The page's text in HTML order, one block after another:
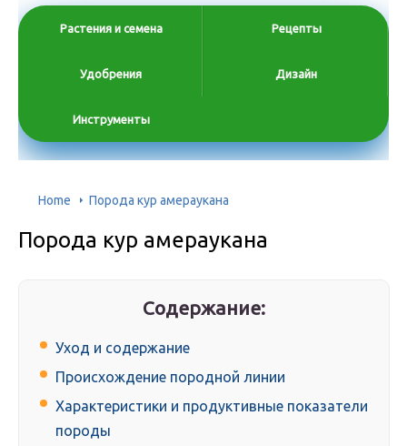
Растения и семена Рецепты
Удобрения Дизайн
Инструменты
Home Порода кур амераукана
Порода кур амераукана
Содержание:
Уход и содержание
Происхождение породной линии
Характеристики и продуктивные показатели
породы